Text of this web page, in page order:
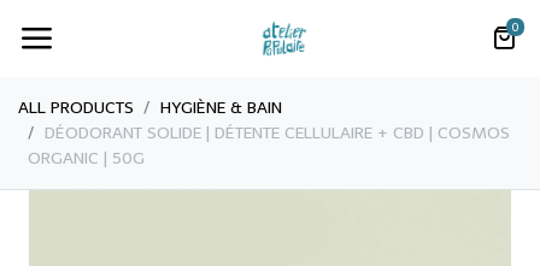
0
ALL PRODUCTS
​HYGIÈNE & BAIN
​​​​DÉODORANT SOLIDE | DÉTENTE CELLULAIRE + CBD | COSMOS
ORGANIC | 50G